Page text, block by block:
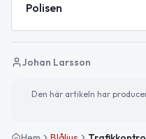
Polisen
Johan Larsson
Den här artikeln har